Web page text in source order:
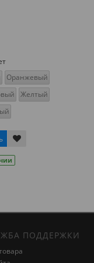
Оранжевый
Желтый
ПОДДЕРЖКИ